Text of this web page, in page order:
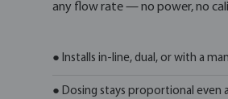
any flow rate — no power, no
● Installs in-line, dual, or with a
● Dosing stays proportional even